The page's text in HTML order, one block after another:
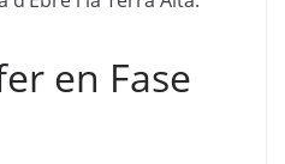
en Fase